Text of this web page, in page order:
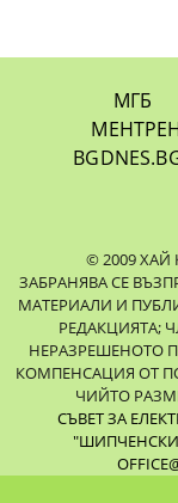
МГБ
© 2009
ЗАБРАНЯВА СЕ
МАТЕРИАЛИ И
РЕДАКЦИЯТА;
НЕРАЗРЕШЕНОТО
КОМПЕНСАЦИЯ ОТ
ЧИЙТО
СЪВЕТ ЗА
"ШИПЧЕНСКИ